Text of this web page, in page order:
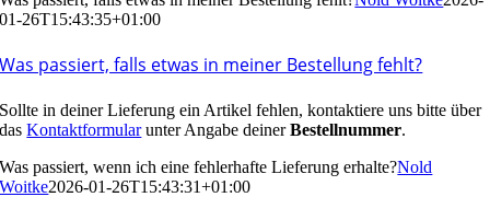
01-26T15:43:35+01:00
Was passiert, falls etwas in meiner Bestellung fehlt?
Sollte in deiner Lieferung ein Artikel fehlen, kontaktiere uns bitte über
dasKontaktformularunter Angabe deinerBestellnummer.
Was passiert, wenn ich eine fehlerhafte Lieferung erhalte?Nold
Woitke2026-01-26T15:43:31+01:00